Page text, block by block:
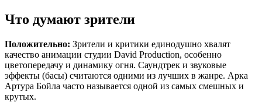
Что думают зрители
Положительно: Зрители и критики единодушно хвалят
качество анимации студии David Production, особенно
цветопередачу и динамику огня. Саундтрек и звуковые
эффекты (басы) считаются одними из лучших в жанре. Арка
Артура Бойла часто называется одной из самых смешных и
крутых.